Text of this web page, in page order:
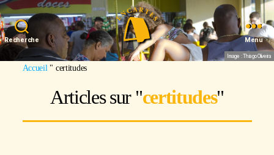
Recherche Menu
Image : Thiago Oliveira
Accueil " certitudes
Articles sur "certitudes"